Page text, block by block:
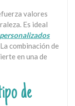
valores
Es ideal
combinación de
en una de
de